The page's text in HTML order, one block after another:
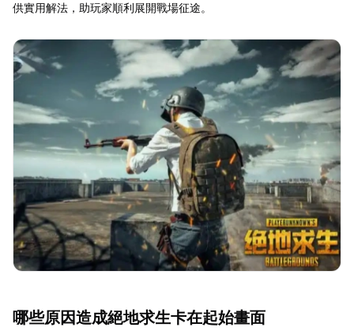
供實用解法，助玩家順利展開戰場征途。
哪些原因造成絕地求生卡在起始畫面